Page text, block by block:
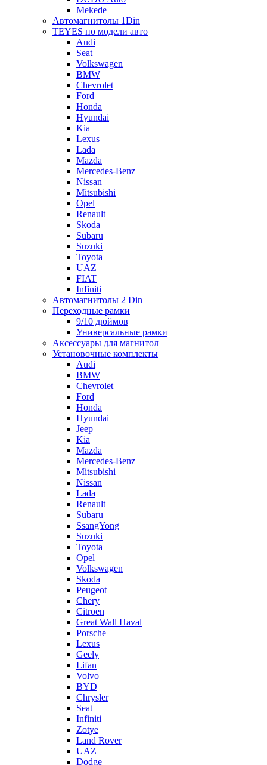
Mekede
Автомагнитолы 1Din
TEYES по модели авто
Audi
Seat
Volkswagen
BMW
Chevrolet
Ford
Honda
Hyundai
Kia
Lexus
Lada
Mazda
Mercedes-Benz
Nissan
Mitsubishi
Opel
Renault
Skoda
Subaru
Suzuki
Toyota
UAZ
FIAT
Infiniti
Автомагнитолы 2 Din
Переходные рамки
9/10 дюймов
Универсальные рамки
Аксессуары для магнитол
Установочные комплекты
Audi
BMW
Chevrolet
Ford
Honda
Hyundai
Jeep
Kia
Mazda
Mercedes-Benz
Mitsubishi
Nissan
Lada
Renault
Subaru
SsangYong
Suzuki
Toyota
Opel
Volkswagen
Skoda
Peugeot
Chery
Citroen
Great Wall Haval
Porsche
Lexus
Geely
Lifan
Volvo
BYD
Chrysler
Seat
Infiniti
Zotye
Land Rover
UAZ
Dodge